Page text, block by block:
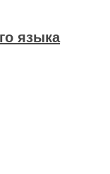
языка